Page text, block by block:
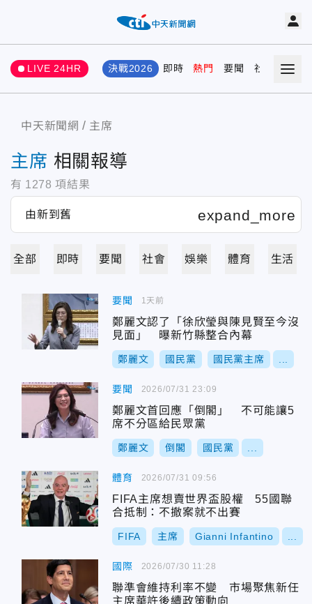
LIVE 24HR 決戰2026 即時 熱門 要聞 社會 娛樂
中天新聞網 主席
主席 相關報導
有 1278 項結果
全部 即時 要聞 社會 娛樂 體育 生活
要聞
鄭麗文認了「徐欣瑩與陳見賢至今沒
見面」 曝新竹縣整合內幕
鄭麗文 國民黨 國民黨主席
1天前
要聞
鄭麗文首回應「倒閣」 不可能讓5
席不分區給民眾黨
鄭麗文 倒閣 國民黨
2026/07/31 23:09
體育
FIFA主席想賣世界盃股權 55國聯
合抵制：不撤案就不出賽
FIFA 主席 Gianni Infantino
2026/07/31 09:56
國際
聯準會維持利率不變 市場聚焦新任
主席華許後續政策動向
2026/07/30 11:28